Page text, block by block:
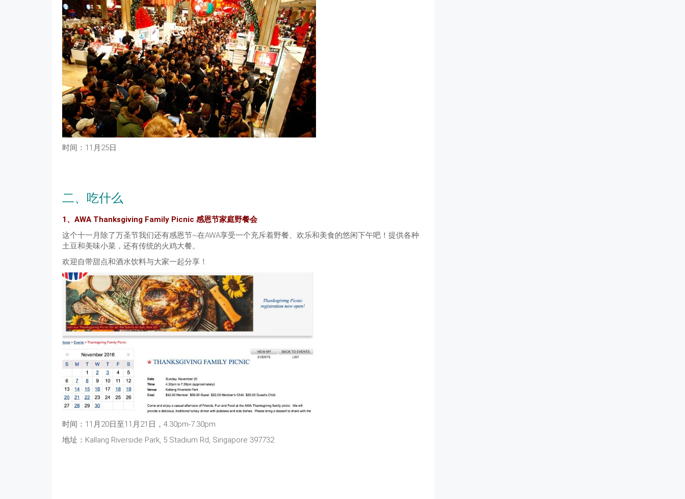
时间：11月25日
二、吃什么
1、AWA Thanksgiving Family Picnic 感恩节家庭野餐会
这个十一月除了万圣节我们还有感恩节~在AWA享受一个充斥着野餐、欢乐和美食的悠闲下午吧！提供各种
土豆和美味小菜，还有传统的火鸡大餐。
欢迎自带甜点和酒水饮料与大家一起分享！
时间：11月20日至11月21日，4.30pm-7.30pm
地址：Kallang Riverside Park, 5 Stadium Rd, Singapore 397732